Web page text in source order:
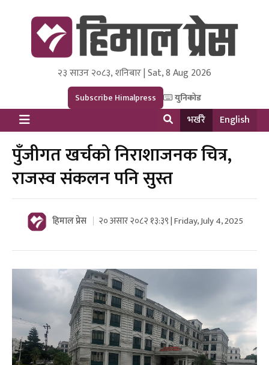
Himal Press
Dot NewsyNepal Media and Research Pvt Ltd.
२३ साउन २०८३, शनिबार | Sat, 8 Aug 2026
Subscribe Himalpress युनिकोड
भर्खरै English
पुँजीगत खर्चको निराशाजनक चित्र,
राजस्व संकलन पनि सुस्त
हिमाल प्रेस २० असार २०८२ १३:३९ | Friday, July 4, 2025